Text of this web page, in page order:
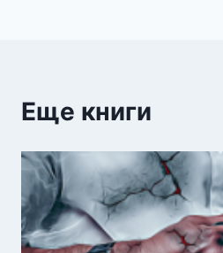
Еще книги